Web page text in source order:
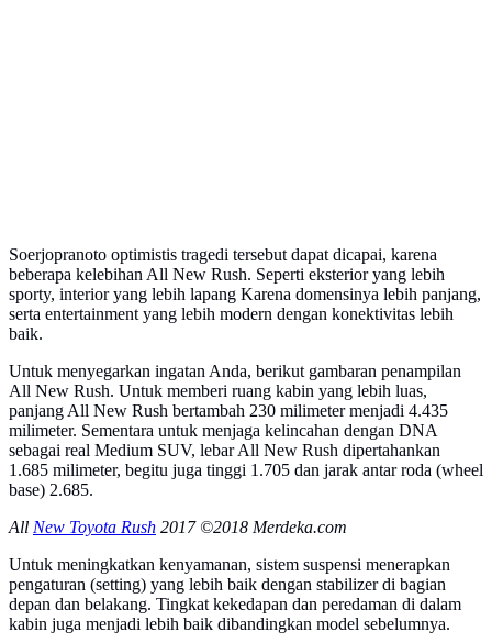
Soerjopranoto optimistis tragedi tersebut dapat dicapai, karena
beberapa kelebihan All New Rush. Seperti eksterior yang lebih
sporty, interior yang lebih lapang Karena domensinya lebih panjang,
serta entertainment yang lebih modern dengan konektivitas lebih
baik.
Untuk menyegarkan ingatan Anda, berikut gambaran penampilan
All New Rush. Untuk memberi ruang kabin yang lebih luas,
panjang All New Rush bertambah 230 milimeter menjadi 4.435
milimeter. Sementara untuk menjaga kelincahan dengan DNA
sebagai real Medium SUV, lebar All New Rush dipertahankan
1.685 milimeter, begitu juga tinggi 1.705 dan jarak antar roda (wheel
base) 2.685.
All New Toyota Rush 2017 ©2018 Merdeka.com
Untuk meningkatkan kenyamanan, sistem suspensi menerapkan
pengaturan (setting) yang lebih baik dengan stabilizer di bagian
depan dan belakang. Tingkat kekedapan dan peredaman di dalam
kabin juga menjadi lebih baik dibandingkan model sebelumnya.